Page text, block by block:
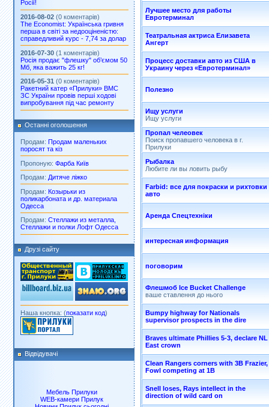
Росії!
2016-08-02 (0 коментарів)
The Economist: Українська гривня
перша в світі за недооціненістю:
справедливий курс - 7,74 за долар
2016-07-30 (1 коментарів)
Росія продає "флешку" об’ємом 50
Мб, яка важить 25 кг!
2016-05-31 (0 коментарів)
Ракетний катер «Прилуки» ВМС
ЗС України провів перші ходові
випробування під час ремонту
Останні оголошення
Продам: Продам маленьких
поросят та кіз
Пропоную: Фарба Київ
Продам: Дитяче ліжко
Продам: Козырьки из
поликарбоната и др. материала
Одесса
Продам: Стеллажи из металла,
Стеллажи и полки Лофт Одесса
Друзі сайту
Наша кнопка: (показати код)
Відвідувачі
Мебель Прилуки
WEB-камери Прилук
Лучшее место для работы
Евротерминал
Театральная актриса Елизавета
Ангерт
Процесс доставки авто из США в
Украину через «Евротерминал»
Полезно
Ищу услуги
Ищу услуги
Пропал челеовек
Поиск пропавшего человека в г.
Прилуки
Рыбалка
Любите ли вы ловить рыбу
Farbid: все для покраски и рихтовки
авто
Аренда Спецтехніки
интересная информация
поговорим
Флешмоб Ice Bucket Challenge
ваше ставлення до нього
Bumpy highway for Nationals
supervisor prospects in the dire
Braves ultimate Phillies 5-3, declare NL
East crown
Clean Rangers corners with 3B Frazier,
Fowl competing at 1B
Snell loses, Rays intellect in the
direction of wild card on